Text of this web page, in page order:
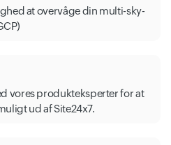
at overvåge din multi-sky-
vores produkteksperter for at
ud af Site24x7.